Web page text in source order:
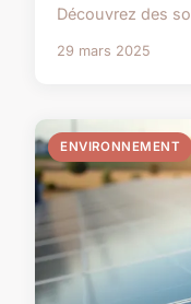
Découvrez des
29 mars 2025
ENVIRONNEMENT